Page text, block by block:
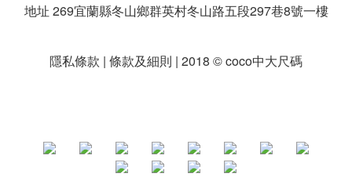
地址 269宜蘭縣冬山鄉群英村冬山路五段297巷8號一樓
隱私條款 | 條款及細則 | 2018 © coco中大尺碼